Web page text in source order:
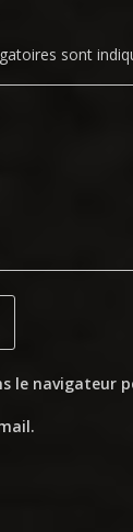
sont
le navigateur